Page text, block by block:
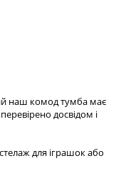
наш комод тумба має
досвідом і
для іграшок або